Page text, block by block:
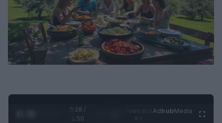
0:29 /
1:50
AdhubMedia